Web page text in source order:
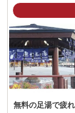
アクセス
日光宇都宮
公共交
鬼怒川温泉
駐車場
無料（70台
※鬼怒川の
電話番号 0288770700
※ 掲載情報は変更になる
※ 料金情報は税込・税抜
自身でお問合せください
無料の足湯で疲